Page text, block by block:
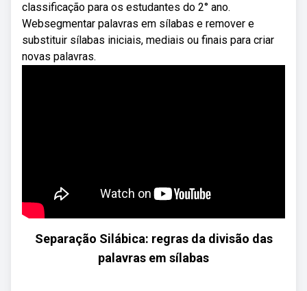
classificação para os estudantes do 2° ano.
Websegmentar palavras em sílabas e remover e
substituir sílabas iniciais, mediais ou finais para criar
novas palavras.
Separação Silábica: regras da divisão das
palavras em sílabas